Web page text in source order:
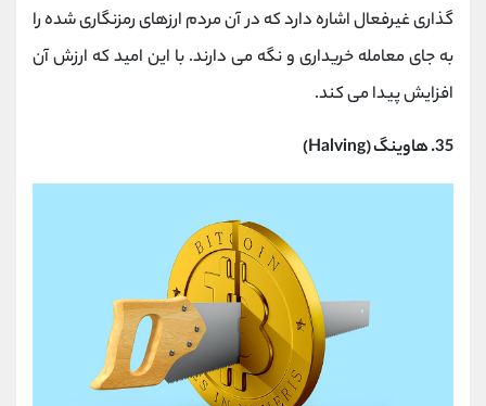
گذاری غیرفعال اشاره دارد که در آن مردم ارزهای رمزنگاری شده را
به جای معامله خریداری و نگه می دارند. با این امید که ارزش آن
افزایش پیدا می کند.
35. هاوینگ (Halving)